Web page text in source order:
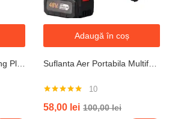
Adaugă în coș
4.90din 5
10
58,00 lei 100,00lei